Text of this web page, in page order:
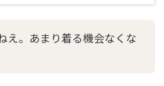
え。あまり着る機会なくな